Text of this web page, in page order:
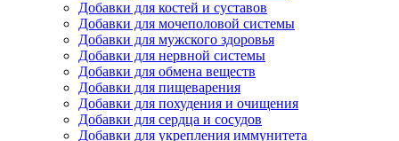
Добавки для костей и суставов
Добавки для мочеполовой системы
Добавки для мужского здоровья
Добавки для нервной системы
Добавки для обмена веществ
Добавки для пищеварения
Добавки для похудения и очищения
Добавки для сердца и сосудов
Добавки для укрепления иммунитета